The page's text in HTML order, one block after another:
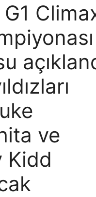
ve
Kidd